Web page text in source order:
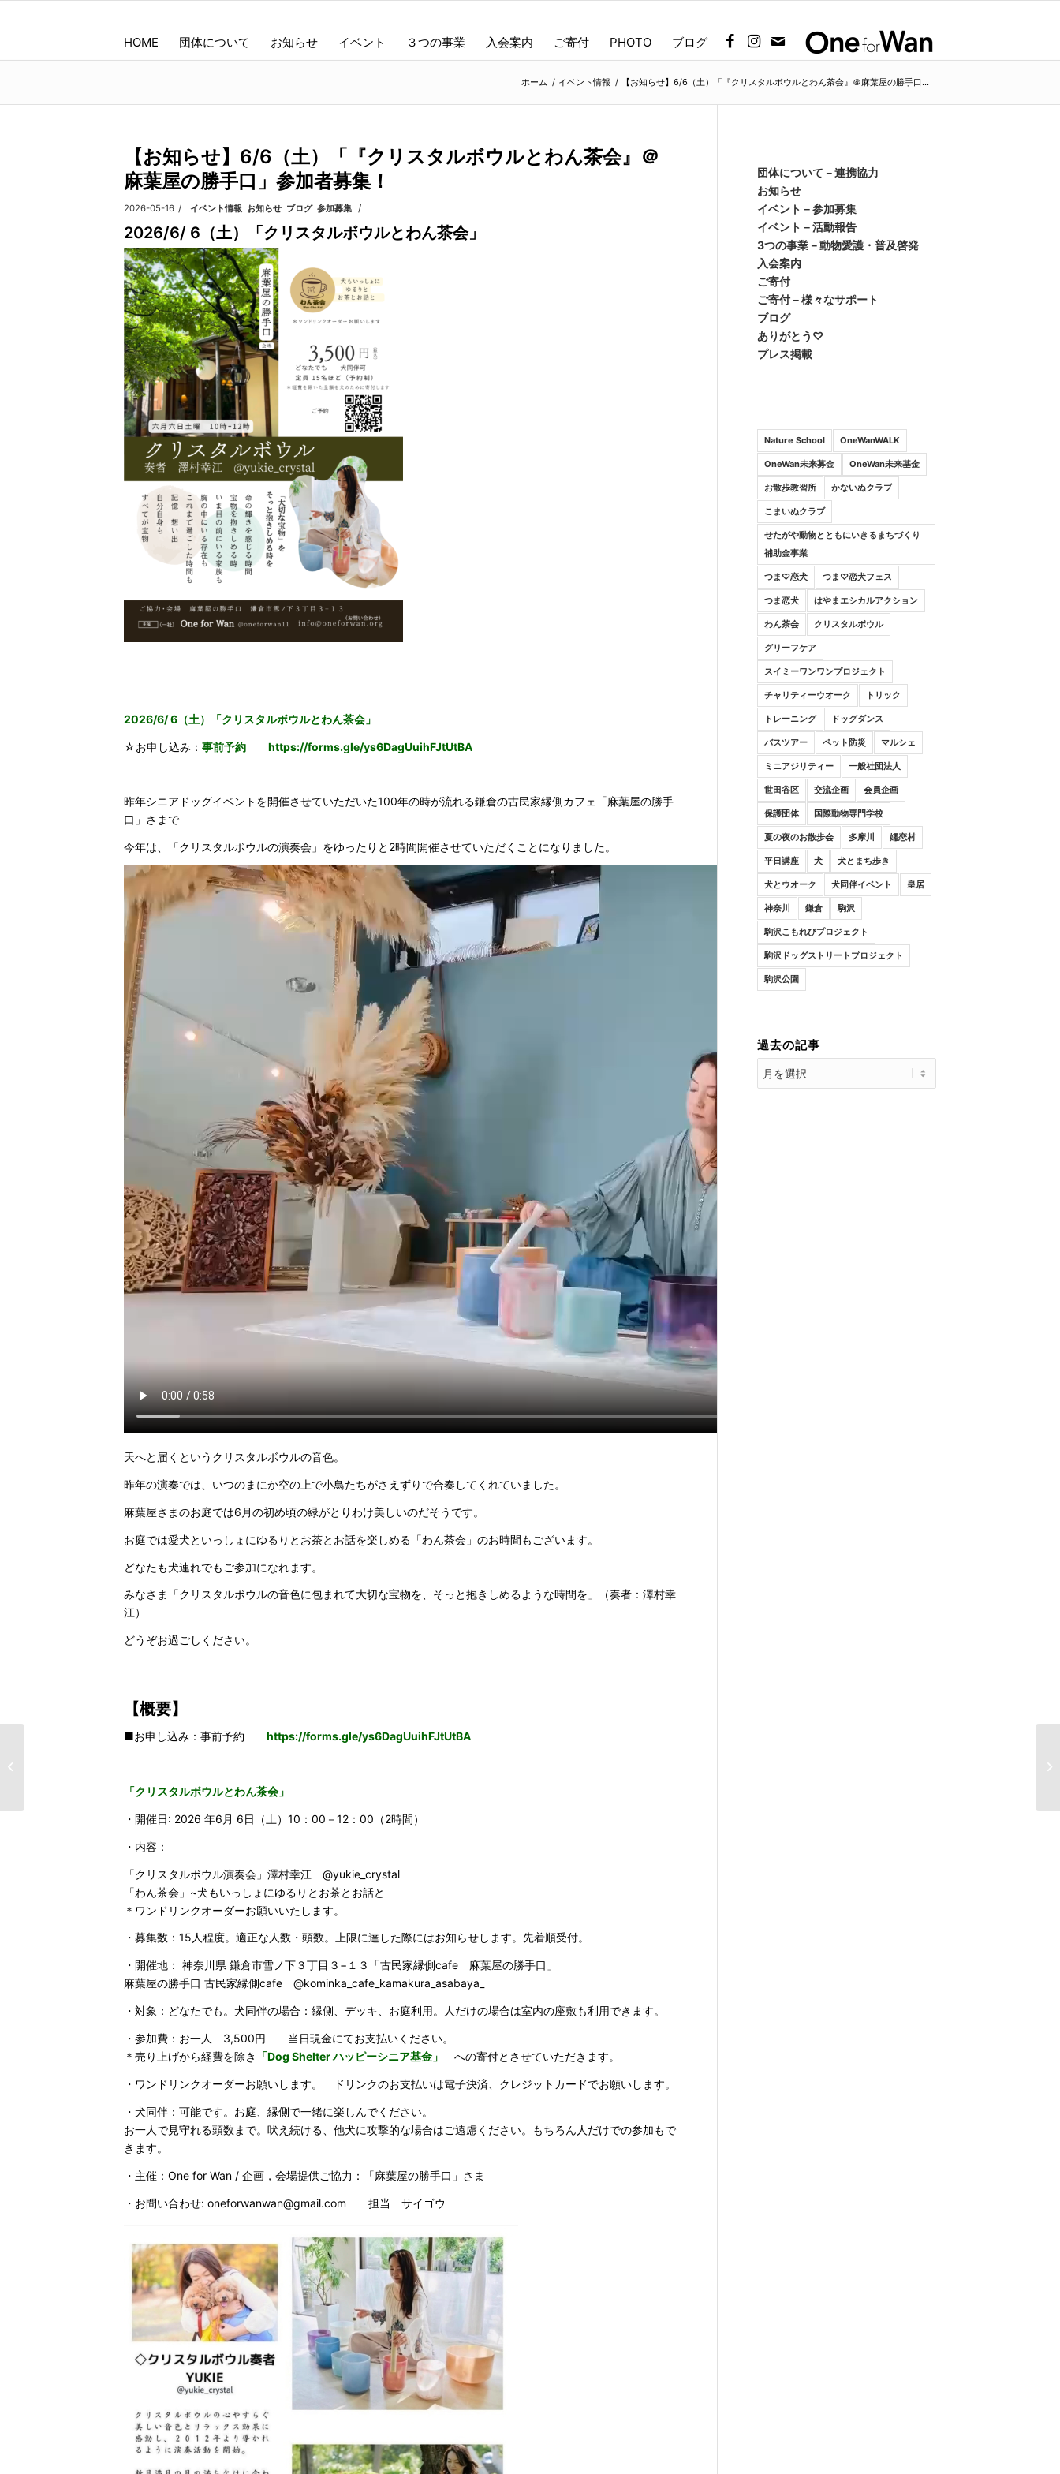
HOME 団体について お知らせ イベント ３つの事業 入会案内 ご寄付 PHOTO ブログ
ホーム / イベント情報 / 【お知らせ】6/6（土）「『クリスタルボウルとわん茶会』＠麻葉屋の勝手口...
【お知らせ】6/6（土）「『クリスタルボウルとわん茶会』＠
麻葉屋の勝手口」参加者募集！
2026-05-16 /
カテゴリ: イベント情報 お知らせ ブログ, 参加募集 /
2026/6/ 6（土）「クリスタルボウルとわん茶会」
2026/6/ 6（土）「クリスタルボウルとわん茶会」
☆お申し込み： 事前予約 https://forms.gle/ys6DagUuihFJtUtBA
昨年シニアドッグイベントを開催させていただいた100年の時が流れる鎌倉の古民家縁側カフェ「麻葉屋の勝手
口」さまで
今年は、「クリスタルボウルの演奏会」をゆったりと2時間開催させていただくことになりました。
天へと届くというクリスタルボウルの音色。
昨年の演奏では、いつのまにか空の上で小鳥たちがさえずりで合奏してくれていました。
麻葉屋さまのお庭では6月の初め頃の緑がとりわけ美しいのだそうです。
お庭では愛犬といっしょにゆるりとお茶とお話を楽しめる「わん茶会」のお時間もございます。
どなたも犬連れでもご参加になれます。
みなさま「クリスタルボウルの音色に包まれて大切な宝物を、そっと抱きしめるような時間を」（奏者：澤村幸
江）
どうぞお過ごしください。
【概要】
■お申し込み：事前予約 https://forms.gle/ys6DagUuihFJtUtBA
「クリスタルボウルとわん茶会」
・開催日: 2026 年6月 6日（土）10：00－12：00（2時間）
・内容：
「クリスタルボウル演奏会」澤村幸江 @yukie_crystal
「わん茶会」~犬もいっしょにゆるりとお茶とお話と
＊ワンドリンクオーダーお願いいたします。
・募集数：15人程度。適正な人数・頭数。上限に達した際にはお知らせします。先着順受付。
・開催地： 神奈川県 鎌倉市雪ノ下３丁目３−１３「古民家縁側cafe 麻葉屋の勝手口」
麻葉屋の勝手口 古民家縁側cafe @kominka_cafe_kamakura_asabaya_
・対象：どなたでも。犬同伴の場合：縁側、デッキ、お庭利用。人だけの場合は室内の座敷も利用できます。
・参加費：お一人 3,500円 当日現金にてお支払いください。
＊売り上げから経費を除き
「Dog Shelter ハッピーシニア基金」 への寄付とさせていただきます。
・ワンドリンクオーダーお願いします。 ドリンクのお支払いは電子決済、クレジットカードでお願いします。
・犬同伴：可能です。お庭、縁側で一緒に楽しんでください。
お一人で見守れる頭数まで。吠え続ける、他犬に攻撃的な場合はご遠慮ください。もちろん人だけでの参加もで
きます。
・主催：One for Wan / 企画，会場提供ご協力：「麻葉屋の勝手口」さま
・お問い合わせ: oneforwanwan@gmail.com 担当 サイゴウ
団体について－連携協力
お知らせ
イベント－参加募集
イベント－活動報告
3つの事業－動物愛護・普及啓発
入会案内
ご寄付
ご寄付－様々なサポート
ブログ
ありがとう♡
プレス掲載
Nature School OneWanWALK
OneWan未来募金 OneWan未来基金
お散歩教習所 かないぬクラブ
こまいぬクラブ
せたがや動物とともにいきるまちづくり
補助金事業
つま♡恋犬 つま♡恋犬フェス
つま恋犬 はやまエシカルアクション
わん茶会 クリスタルボウル
グリーフケア
スイミーワンワンプロジェクト
チャリティーウオーク トリック
トレーニング ドッグダンス
バスツアー ペット防災 マルシェ
ミニアジリティー 一般社団法人
世田谷区 交流企画 会員企画
保護団体 国際動物専門学校
夏の夜のお散歩会 多摩川 嬬恋村
平日講座 犬 犬とまち歩き
犬とウオーク 犬同伴イベント 皇居
神奈川 鎌倉 駒沢
駒沢こもれびプロジェクト
駒沢ドッグストリートプロジェクト
駒沢公園
過去の記事